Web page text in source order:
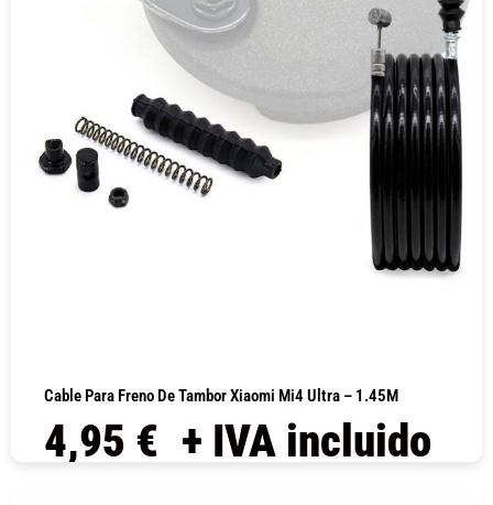
Cable Para Freno De Tambor Xiaomi Mi4 Ultra – 1.45M
4,95 € + IVA incluido